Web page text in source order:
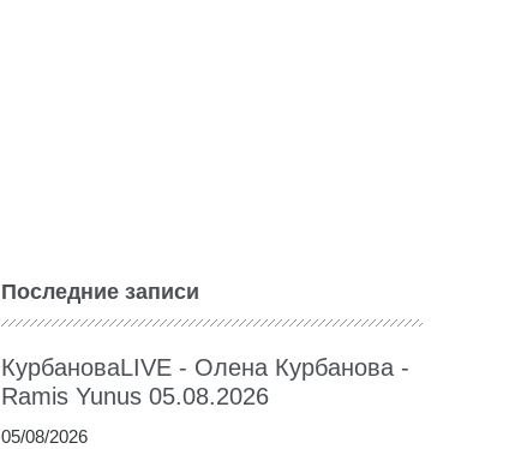
Последние записи
КурбановаLIVE - Олена Курбанова -
Ramis Yunus 05.08.2026
05/08/2026